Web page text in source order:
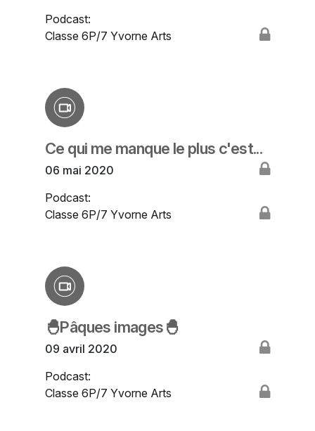
Podcast:
Classe 6P/7 Yvorne Arts
Ce qui me manque le plus c'est...
06 mai 2020
Podcast:
Classe 6P/7 Yvorne Arts
🐣Pâques images🐣
09 avril 2020
Podcast:
Classe 6P/7 Yvorne Arts